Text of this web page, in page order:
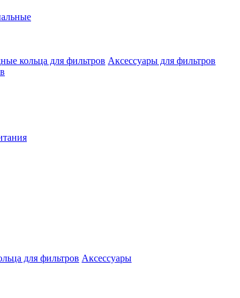
кольца для фильтров Аксессуары для фильтров
для фильтров Аксессуары